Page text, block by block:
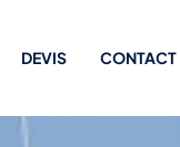
DEVIS CONTACT